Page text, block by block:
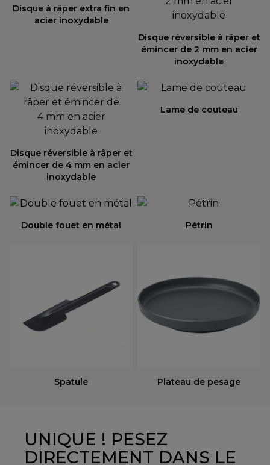
Disque à râper extra fin en
acier inoxydable
Disque réversible à râper et
émincer de 2 mm en acier
inoxydable
Disque réversible à râper et
émincer de 4 mm en acier
inoxydable
Lame de couteau
Double fouet en métal Pétrin
Spatule Plateau de pesage
UNIQUE ! PESEZ
DIRECTEMENT DANS LE